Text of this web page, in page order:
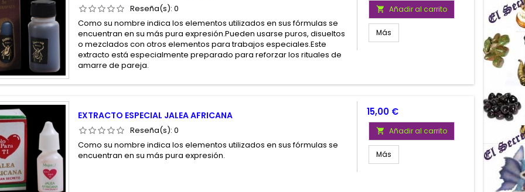
Reseña(s):0
Como su nombre indica los elementos utilizados en sus fórmulas se
encuentran en su más pura expresión.Pueden usarse puros, disueltos
o mezclados con otros elementos para trabajos especiales.Este
extracto está especialmente preparado para reforzar los rituales de
amarre de pareja.
 Añadir al carrito
Más
EXTRACTO ESPECIAL JALEA AFRICANA
Reseña(s):0
Como su nombre indica los elementos utilizados en sus fórmulas se
encuentran en su más pura expresión.
Precio
15,00 €
 Añadir al carrito
Más